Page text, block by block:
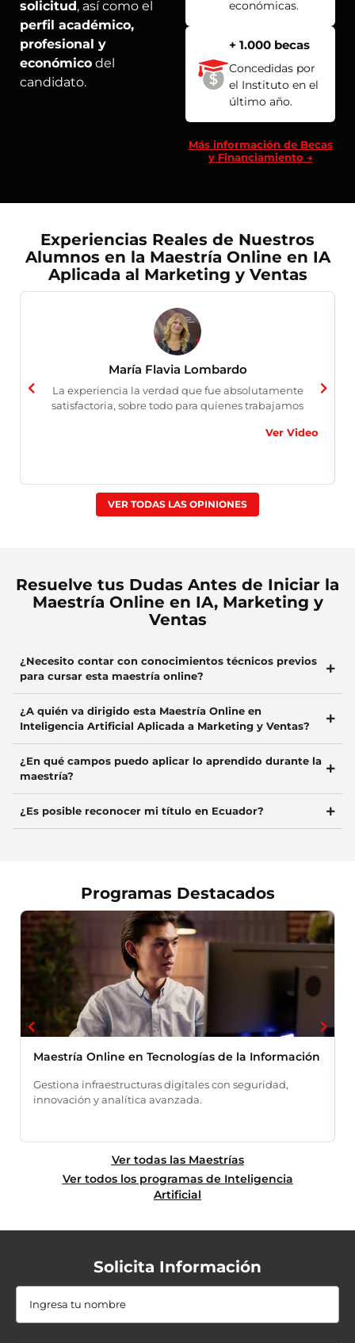
solicitud, así como el
perfil académico,
profesional y
económico del
candidato.
económicas.
+ 1.000 becas
Concedidas por
el Instituto en el
último año.
Más información de Becas
y Financiamiento →
Experiencias Reales de Nuestros
Alumnos en la Maestría Online en IA
Aplicada al Marketing y Ventas
María Flavia Lombardo
La experiencia la verdad que fue absolutamente
satisfactoria, sobre todo para quienes trabajamos
Ver Video
VER TODAS LAS OPINIONES
Resuelve tus Dudas Antes de Iniciar la
Maestría Online en IA, Marketing y
Ventas
¿Necesito contar con conocimientos técnicos previos
para cursar esta maestría online?
¿A quién va dirigido esta Maestría Online en
Inteligencia Artificial Aplicada a Marketing y Ventas?
¿En qué campos puedo aplicar lo aprendido durante la
maestría?
¿Es posible reconocer mi título en Ecuador?
Programas Destacados
Maestría Online en Tecnologías de la Información
Gestiona infraestructuras digitales con seguridad,
innovación y analítica avanzada.
Ver todas las Maestrías
Ver todos los programas de Inteligencia
Artificial
Solicita Información